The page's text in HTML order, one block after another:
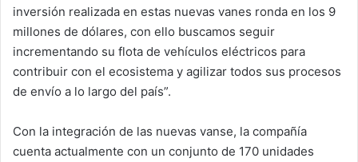
inversión realizada en estas nuevas vanes ronda en los 9
millones de dólares, con ello buscamos seguir
incrementando su flota de vehículos eléctricos para
contribuir con el ecosistema y agilizar todos sus procesos
de envío a lo largo del país”.
Con la integración de las nuevas vanse, la compañía
cuenta actualmente con un conjunto de 170 unidades